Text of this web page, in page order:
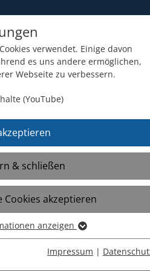
uns Aktuelle
MFS
Unser großer
Spielsachen,
Stöbern.
verwendet. Einige davon
es uns andere ermöglichen,
Webseite zu verbessern.
(YouTube)
& schließen
Cookies akzeptieren
grundlegende Funktionen der
anzeigen
Impressum |